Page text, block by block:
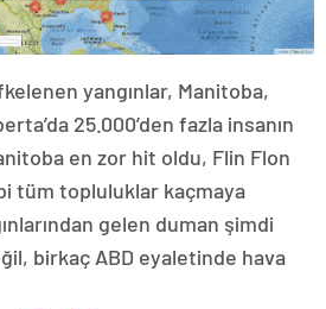
yangınlar, Manitoba,
25.000’den fazla insanın
en zor hit oldu, Flin Flon
tüm topluluklar kaçmaya
gelen duman şimdi
birkaç ABD eyaletinde hava